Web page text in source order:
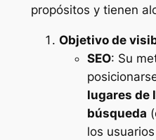
propósitos y tienen
Objetivo de
SEO: Su
lugares de
búsqueda
los